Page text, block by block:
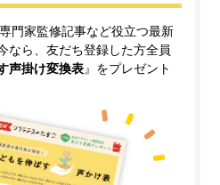
門家監修記事など役立つ最新
なら、友だち登録した方全員
声掛け変換表』をプレゼント